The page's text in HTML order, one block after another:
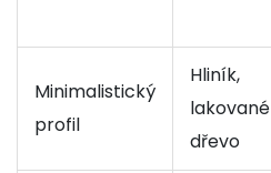
Minimalistický
profil
Hliník,
lakované
dřevo